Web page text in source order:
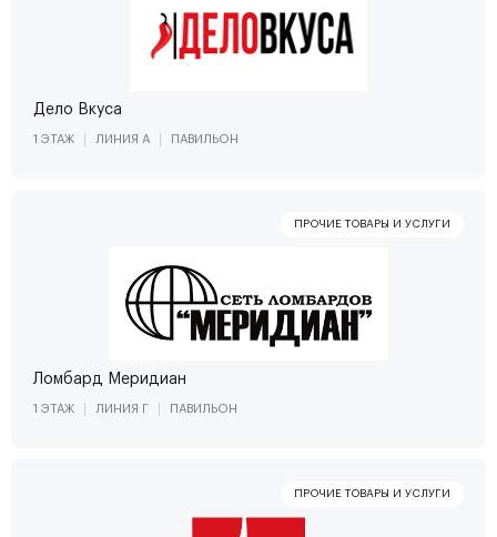
Дело Вкуса
1 ЭТАЖ ЛИНИЯ А ПАВИЛЬОН
Ломбард Меридиан
1 ЭТАЖ ЛИНИЯ Г ПАВИЛЬОН